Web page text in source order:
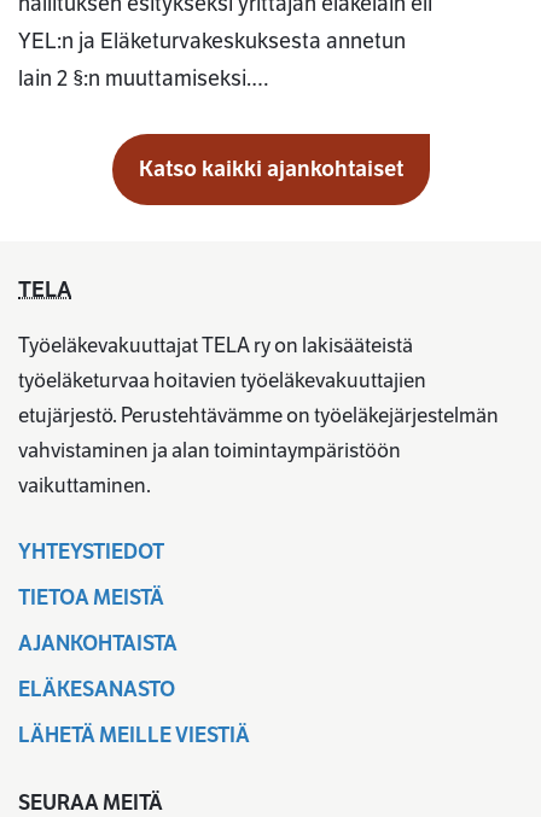
YEL:n ja Eläketurvakeskuksesta annetun
lain 2 §:n muuttamiseksi.…
Katso kaikki ajankohtaiset
TELA
Työeläkevakuuttajat TELA ry on lakisääteistä
työeläketurvaa hoitavien työeläkevakuuttajien
etujärjestö. Perustehtävämme on työeläkejärjestelmän
vahvistaminen ja alan toimintaympäristöön
vaikuttaminen.
YHTEYSTIEDOT
TIETOA MEISTÄ
AJANKOHTAISTA
ELÄKESANASTO
LÄHETÄ MEILLE VIESTIÄ
SEURAA MEITÄ